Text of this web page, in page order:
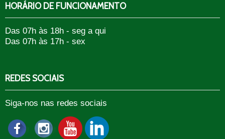
HORÁRIO DE FUNCIONAMENTO
Das 07h às 18h - seg a qui
Das 07h às 17h - sex
REDES SOCIAIS
Siga-nos nas redes sociais